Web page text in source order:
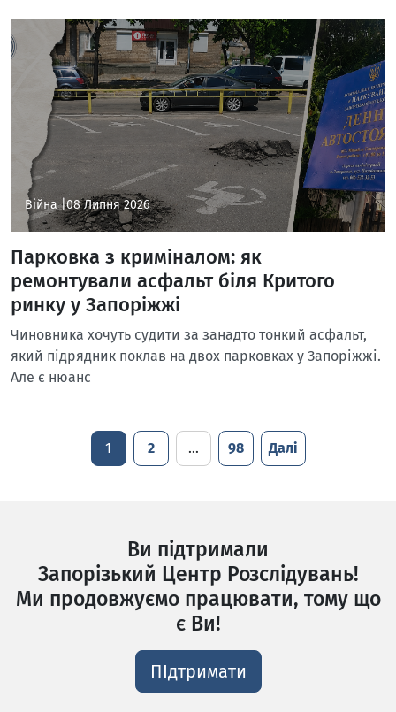
Війна |08 Липня 2026
Парковка з криміналом: як
ремонтували асфальт біля Критого
ринку у Запоріжжі
Чиновника хочуть судити за занадто тонкий асфальт,
який підрядник поклав на двох парковках у Запоріжжі.
Але є нюанс
1 2 … 98 Далі
Ви підтримали
Запорізький Центр Розслідувань!
Ми продовжуємо працювати, тому що
є Ви!
ПІдтримати